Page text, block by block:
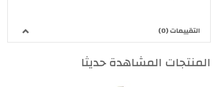
التقييمات (0)
المنتجات المشاهدة حديثا